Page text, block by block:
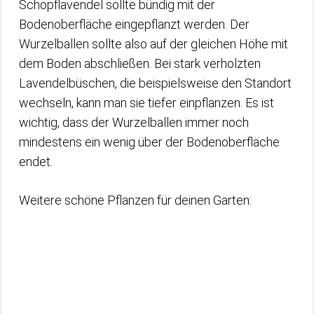
Schopflavendel sollte bündig mit der
Bodenoberfläche eingepflanzt werden. Der
Wurzelballen sollte also auf der gleichen Höhe mit
dem Boden abschließen. Bei stark verholzten
Lavendelbüschen, die beispielsweise den Standort
wechseln, kann man sie tiefer einpflanzen. Es ist
wichtig, dass der Wurzelballen immer noch
mindestens ein wenig über der Bodenoberfläche
endet.
Weitere schöne Pflanzen für deinen Garten: